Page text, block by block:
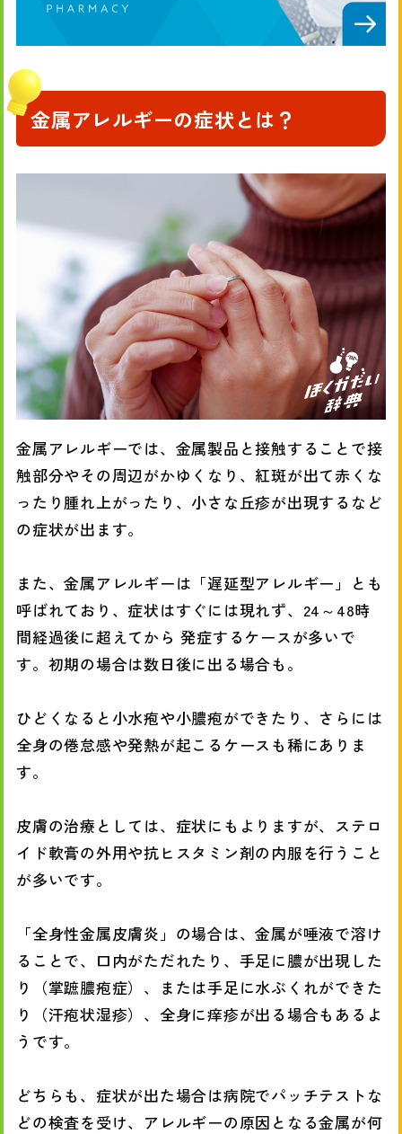
金属アレルギーの症状とは？
金属アレルギーでは、金属製品と接触することで接
触部分やその周辺がかゆくなり、紅斑が出て赤くな
ったり腫れ上がったり、小さな丘疹が出現するなど
の症状が出ます。
また、金属アレルギーは「遅延型アレルギー」とも
呼ばれており、症状はすぐには現れず、24～48時
間経過後に超えてから 発症するケースが多いで
す。初期の場合は数日後に出る場合も。
ひどくなると小水疱や小膿疱ができたり、さらには
全身の倦怠感や発熱が起こるケースも稀にありま
す。
皮膚の治療としては、症状にもよりますが、ステロ
イド軟膏の外用や抗ヒスタミン剤の内服を行うこと
が多いです。
「全身性金属皮膚炎」の場合は、金属が唾液で溶け
ることで、口内がただれたり、手足に膿が出現した
り（掌蹠膿疱症）、または手足に水ぶくれができた
り（汗疱状湿疹）、全身に痒疹が出る場合もあるよ
うです。
どちらも、症状が出た場合は病院でパッチテストな
どの検査を受け、アレルギーの原因となる金属が何